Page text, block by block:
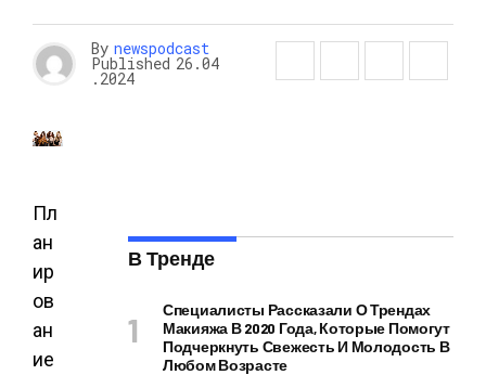
By newspodcast
Published 26.04
.2024
Пл
ан
ир
ов
ан
ие
В Тренде
Специалисты Рассказали О Трендах
Макияжа В 2020 Года, Которые Помогут
Подчеркнуть Свежесть И Молодость В
Любом Возрасте